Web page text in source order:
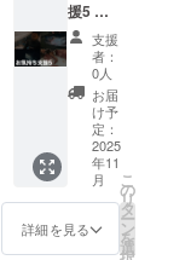
限定ス
テッ
カー」1
枚 ・プ
ロジェ
クト
ページ
内「リ
ターン
につい
記載
ベット
順で統
一いた
しま
す。
フォン
トやサ
イズは
制作側
い。
定版写
真など
を収録
したス
ペシャ
ル版写
真集。
・「い
いち
こ」の
ディレ
クショ
常から
本格ア
ウトド
アまで
大活
躍。 ・
20oz(59
1ml)
STACK
ABLE
MUG ・
色：ネ
ズ：長
辺
3216×
短編
2144
■「映画
のエン
ドロー
ルにお
名前記
載
（小）
援5 】
■「心を
込めた
感謝の
メー
ル」
■「待ち
受け画
像デー
タ」5枚
Mission
100の迫
力ある
支援
者：
0人
お届
け予
定：
2025
年11
月
詳細を見る
こ
の
リ
タ
ー
ン
を
選